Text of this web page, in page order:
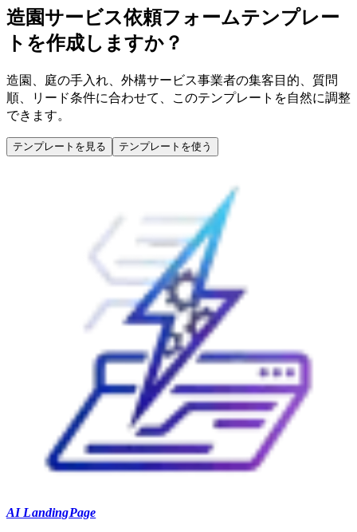
造園サービス依頼フォームテンプレー
トを作成しますか？
造園、庭の手入れ、外構サービス事業者の集客目的、質問
順、リード条件に合わせて、このテンプレートを自然に調整
できます。
テンプレートを見る テンプレートを使う
AI LandingPage